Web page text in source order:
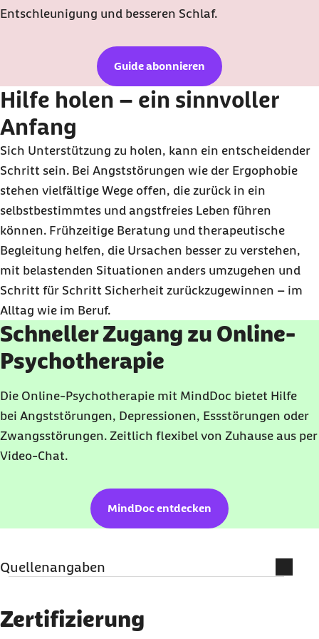
Entschleunigung und besseren Schlaf.
Guide abonnieren
Hilfe holen – ein sinnvoller
Anfang
Sich Unterstützung zu holen, kann ein entscheidender
Schritt sein. Bei Angststörungen wie der Ergophobie
stehen vielfältige Wege offen, die zurück in ein
selbstbestimmtes und angstfreies Leben führen
können. Frühzeitige Beratung und therapeutische
Begleitung helfen, die Ursachen besser zu verstehen,
mit belastenden Situationen anders umzugehen und
Schritt für Schritt Sicherheit zurückzugewinnen – im
Alltag wie im Beruf.
Schneller Zugang zu Online-
Psychotherapie
Die Online-Psychotherapie mit MindDoc bietet Hilfe
bei Angststörungen, Depressionen, Essstörungen oder
Zwangsstörungen. Zeitlich flexibel von Zuhause aus per
Video-Chat.
MindDoc entdecken
Quellenangaben
Informationen
Zertifizierung